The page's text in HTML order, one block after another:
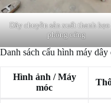
Dây chuyền sản xuất thanh kẹo
phộng cứng
Danh sách cấu hình máy
Hình ảnh / Máy
móc